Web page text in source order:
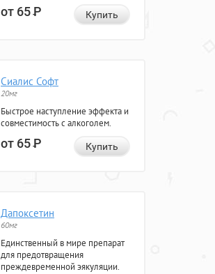
от 65Р Купить
Сиалис Софт
20мг
Быстрое наступление эффекта и
совместимость с алкоголем.
от 65Р Купить
Дапоксетин
60мг
Единственный в мире препарат
для предотвращения
преждевременной эякуляции.